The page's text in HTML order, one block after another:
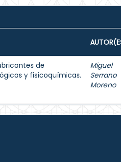
de
y fisicoquímicas.
Miguel
Serrano
Moreno